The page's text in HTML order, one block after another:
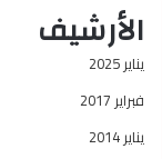
الأرشيف
يناير 2025
فبراير 2017
يناير 2014